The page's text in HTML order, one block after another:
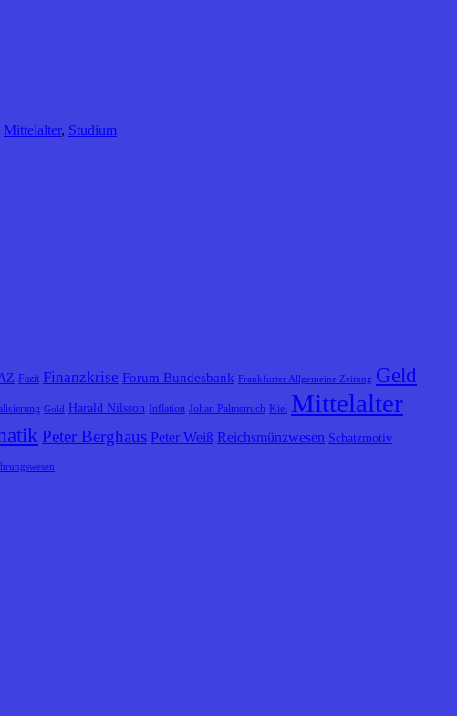
Mittelalter, Studium
Fazit Finanzkrise Forum Bundesbank Frankfurter Allgemeine Zeitung Geld
Gold Harald Nilsson Inflation Johan Palmstruch Kiel Mittelalter
Peter Berghaus Peter Weiß Reichsmünzwesen Schatzmotiv